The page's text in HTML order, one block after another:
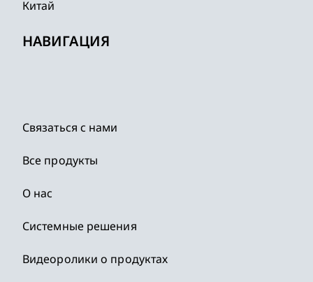
Китай
НАВИГАЦИЯ
Связаться с нами
Все продукты
О нас
Системные решения
Видеоролики о продуктах